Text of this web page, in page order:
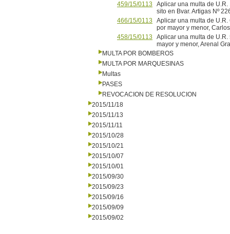
459/15/0113
Aplicar una multa de U.R.
sito en Bvar. Artigas Nº
466/15/0113
Aplicar una multa de
por mayor y menor,
458/15/0113
Aplicar una multa de
mayor y menor, Arenal
MULTA POR BOMBEROS
MULTA POR MARQUESINAS
Multas
PASES
REVOCACION DE RESOLUCION
2015/11/18
2015/11/13
2015/11/11
2015/10/28
2015/10/21
2015/10/07
2015/10/01
2015/09/30
2015/09/23
2015/09/16
2015/09/09
2015/09/02